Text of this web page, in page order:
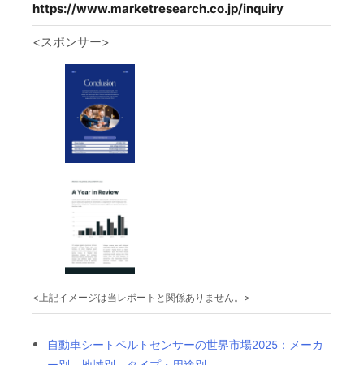
https://www.marketresearch.co.jp/inquiry
<スポンサー>
<上記イメージは当レポートと関係ありません。>
自動車シートベルトセンサーの世界市場2025：メーカ